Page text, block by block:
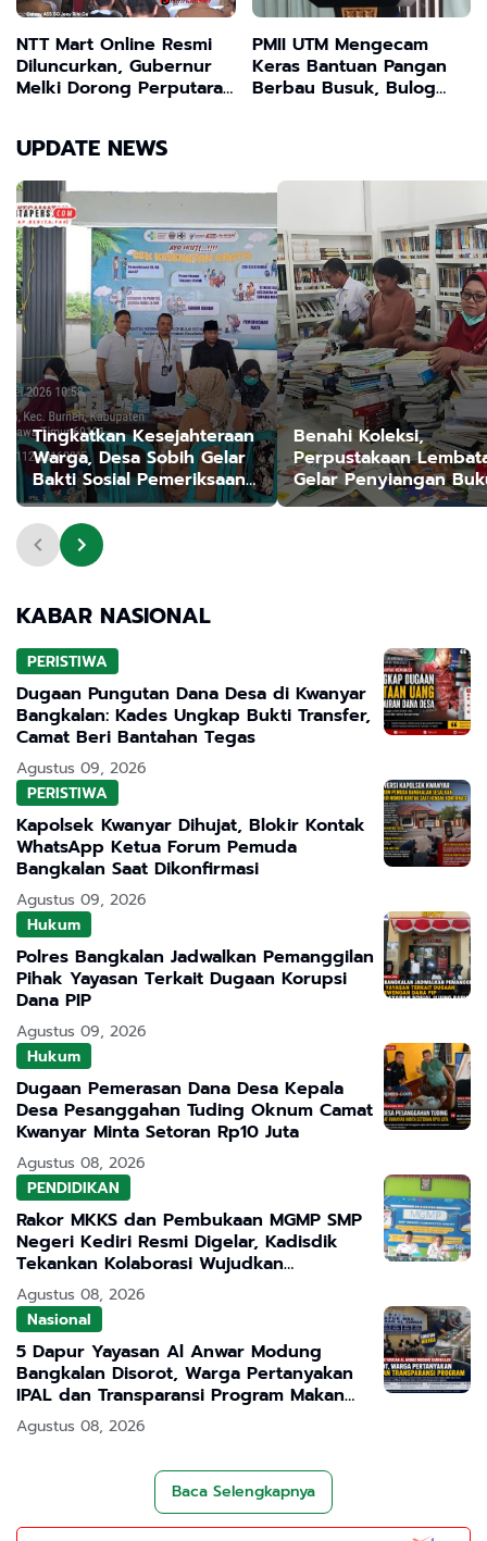
NTT Mart Online Resmi
Diluncurkan, Gubernur
Melki Dorong Perputaran
PMII UTM Mengecam
Keras Bantuan Pangan
Berbau Busuk, Bulog
Mandul Fungsional!!
UPDATE NEWS
Tingkatkan Kesejahteraan
Warga, Desa Sobih Gelar
Bakti Sosial Pemeriksaan
Kesehatan Gratis
Benahi Koleksi,
Perpustakaan
Gelar Penyiangan
KABAR NASIONAL
PERISTIWA
Dugaan Pungutan Dana Desa di Kwanyar
Bangkalan: Kades Ungkap Bukti Transfer,
Camat Beri Bantahan Tegas
Agustus 09, 2026
PERISTIWA
Kapolsek Kwanyar Dihujat, Blokir Kontak
WhatsApp Ketua Forum Pemuda
Bangkalan Saat Dikonfirmasi
Agustus 09, 2026
Hukum
Polres Bangkalan Jadwalkan Pemanggilan
Pihak Yayasan Terkait Dugaan Korupsi
Dana PIP
Agustus 09, 2026
Hukum
Dugaan Pemerasan Dana Desa Kepala
Desa Pesanggahan Tuding Oknum Camat
Kwanyar Minta Setoran Rp10 Juta
Agustus 08, 2026
PENDIDIKAN
Rakor MKKS dan Pembukaan MGMP SMP
Negeri Kediri Resmi Digelar, Kadisdik
Tekankan Kolaborasi Wujudkan
Pendidikan Bermutu
Agustus 08, 2026
Nasional
5 Dapur Yayasan Al Anwar Modung
Bangkalan Disorot, Warga Pertanyakan
IPAL dan Transparansi Program Makan
Bergizi Gratis
Agustus 08, 2026
Baca Selengkapnya